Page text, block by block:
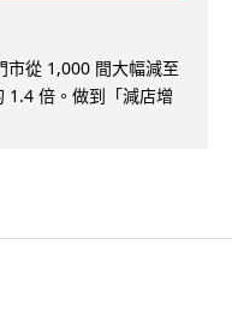
市從 1,000 間大幅減至
1.4 倍。做到「減店增